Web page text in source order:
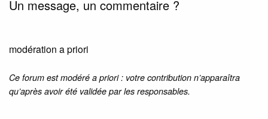
Un message, un commentaire ?
modération a priori
Ce forum est modéré a priori : votre contribution n’apparaîtra
qu’après avoir été validée par les responsables.